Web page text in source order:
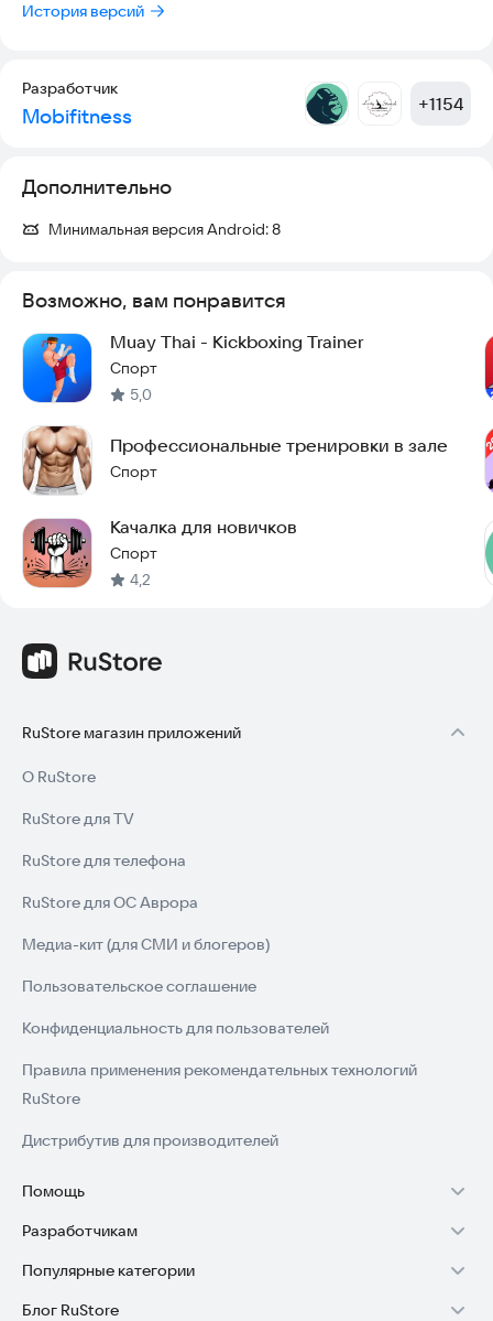
- записаться на персональную тренировку, оплатить или
узнать о предстоящих мероприятиях и изменениях
История версий
Разработчик
Mobifitness +1154
Дополнительно
Минимальная версия Android:8
Возможно, вам понравится
Muay Thai - Kickboxing Trainer
Спорт
5,0
Профессиональные тренировки в зале
Спорт
Качалка для новичков
Спорт
4,2
RuStore магазин приложений
О RuStore
RuStore для TV
RuStore для телефона
RuStore для ОС Аврора
Медиа-кит (для СМИ и блогеров)
Пользовательское соглашение
Конфиденциальность для пользователей
Правила применения рекомендательных технологий
RuStore
Дистрибутив для производителей
Помощь
Установка RuStore на TV
Установка RuStore на телефон
Разработчикам
Зарабатывать с RuStore
Стать разработчиком
Популярные категории
Игры для Android
Блог RuStore